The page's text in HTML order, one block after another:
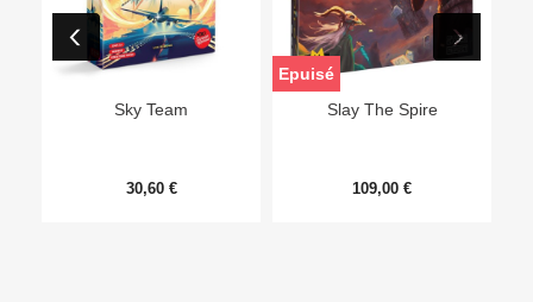
Sky Team
30,60 €
Slay The Spire
109,00 €
Epuisé